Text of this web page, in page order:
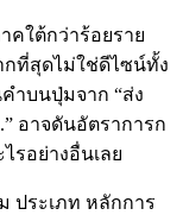
คใต้กว่าร้อยราย
กที่สุดไม่ใช่ดีไซน์ทั้ง
ำบนปุ่มจาก “ส่ง
อาจดันอัตราการก
รอย่างอื่นเลย
ประเภท หลักการ